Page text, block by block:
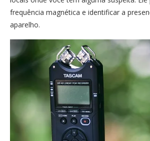
frequência magnética e identificar a
aparelho.